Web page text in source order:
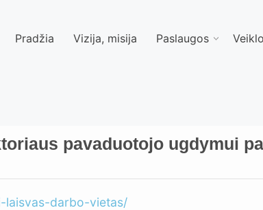
Pradžia Vizija, misija Paslaugos
pavaduotojo ugdymui
laisvas-darbo-vietas/